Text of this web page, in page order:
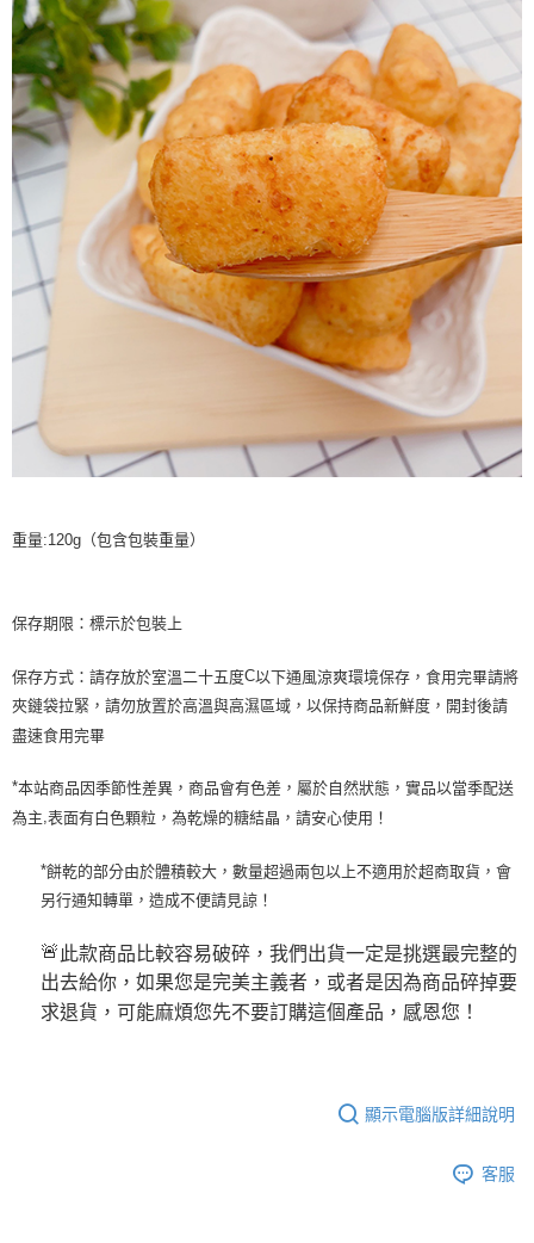
重量:120g（包含包裝重量）
保存期限：標示於包裝上
保存方式：請存放於室溫二十五度C以下通風涼爽環境保存，食用完畢請將
夾鏈袋拉緊，請勿放置於高溫與高濕區域，以保持商品新鮮度，開封後請
盡速食用完畢
*本站商品因季節性差異，商品會有色差，屬於自然狀態，實品以當季配送
為主 表面有白色顆粒，為乾燥的糖結晶，請安心使用！
*餅乾的部分由於體積較大，數量超過兩包以上不適用於超商取貨，會
另行通知轉單，造成不便請見諒！
🚨 此款商品比較容易破碎，我們出貨一定是挑選最完整的
出去給你，如果您是完美主義者，或者是因為商品碎掉要
求退貨，可能麻煩您先不要訂購這個產品，感恩您！
顯示電腦版詳細說明
客服